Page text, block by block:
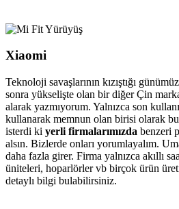
Xiaomi
Teknoloji savaşlarının kızıştığı
sonra yükselişte olan bir diğer Çin
alarak yazmıyorum. Yalnızca son
kullanarak memnun olan birisi olarak
isterdi ki yerli firmalarımızda benzeri
alsın. Bizlerde onları yorumlayalım.
daha fazla girer. Firma yalnızca akıllı
üniteleri, hoparlörler vb birçok ürün
detaylı bilgi bulabilirsiniz.